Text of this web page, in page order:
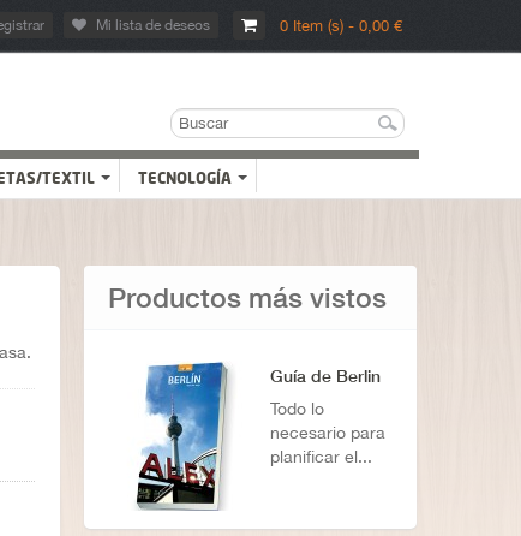
0 Item (s) - 0,00 €
Mi lista de deseos
TEXTIL TECNOLOGÍA
Productos más vistos
Guía de Berlin
Todo lo
necesario para
planificar el...